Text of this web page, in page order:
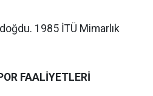
1985 İTÜ Mimarlık
FAALİYETLERİ